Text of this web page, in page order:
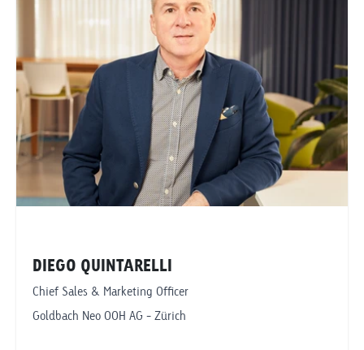
Goldbach Neo OOH AG
Hünenberg
DIEGO QUINTARELLI
Chief Sales & Marketing Officer
Goldbach Neo OOH AG - Zürich